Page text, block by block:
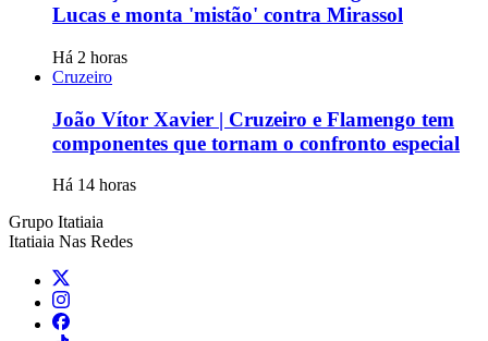
Lucas e monta 'mistão' contra Mirassol
Há 2 horas
Cruzeiro
João Vítor Xavier | Cruzeiro e Flamengo tem
componentes que tornam o confronto especial
Há 14 horas
Grupo Itatiaia
Itatiaia Nas Redes